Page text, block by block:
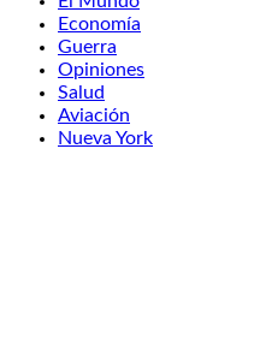
Economía
Guerra
Opiniones
Salud
Aviación
Nueva York